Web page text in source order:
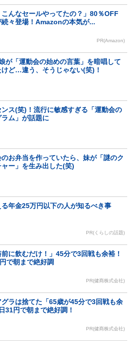
こんなセールやってたの？」80％OFF
続々登場！Amazonの本気が...
PR(Amazon)
が「運動会の始めの言葉」を暗唱して
けど…違う、そうじゃない(笑)！
ンス(笑)！流行に敏感すぎる「運動会の
ラム」が話題に
お弁当を作っていたら、妹が「謎のク
ャー」を生み出した(笑)
る年金25万円以下の人が知るべき事
PR(くらしの話題)
前に飲むだけ！」45分で3回戦も余裕！
で朝まで絶好調
PR(健商株式会社)
ラは捨てた「65歳が45分で3回戦も余
31円で朝まで絶好調！
PR(健商株式会社)